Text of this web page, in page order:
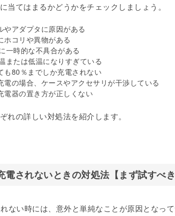
当てはまるかどうかをチェックしましょう。
やアダプタに原因がある
ホコリや異物がある
一時的な不具合がある
または低温になりすぎている
も80％までしか充電されない
電の場合、ケースやアクセサリが干渉している
電器の置き方が正しくない
れの詳しい対処法を紹介します。
されないときの対処法【まず試すべき
ない時には、意外と単純なことが原因となっ